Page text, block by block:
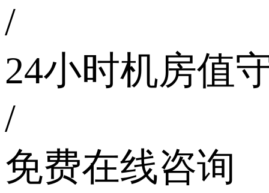
/
24小时机房值
/
免费在线咨询